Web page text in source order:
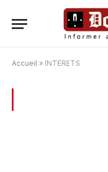
Accueil » INTERETS